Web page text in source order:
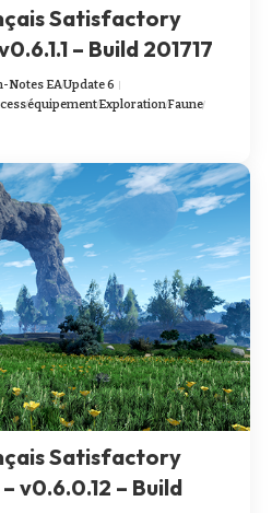
Satisfactory
– Build 201717
Notes EAUpdate 6
équipementExplorationFaune
Satisfactory
– v0.6.0.12 – Build